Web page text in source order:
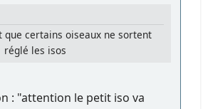
certains oiseaux ne sortent
réglé les isos
: "attention le petit iso va